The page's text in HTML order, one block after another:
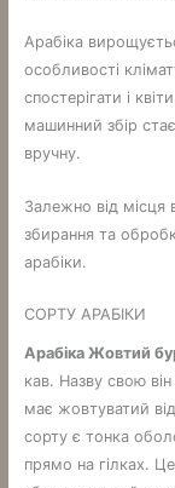
Арабіка
особливості
спостерігати і
машинний збір
вручну.
Залежно від місця
збирання та
арабіки.
СОРТУ АРАБІКИ
Арабіка Жовтий
кав. Назву свою
має жовтуватий
сорту є тонка
прямо на гілках.